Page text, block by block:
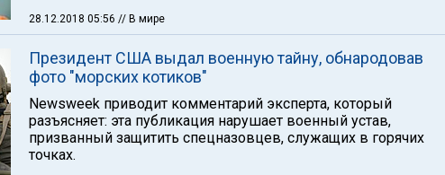
28.12.2018 05:56 // В мире
Президент США выдал военную тайну, обнародовав
фото "морских котиков"
Newsweek приводит комментарий эксперта, который
разъясняет: эта публикация нарушает военный устав,
призванный защитить спецназовцев, служащих в горячих
точках.